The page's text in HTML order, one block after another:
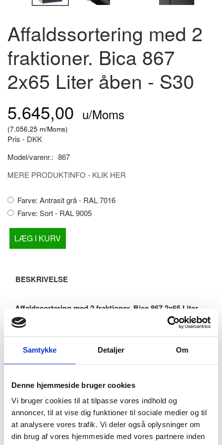
Samtykke Detaljer Om
Denne hjemmeside bruger cookies
Vi bruger cookies til at tilpasse vores indhold og
annoncer, til at vise dig funktioner til sociale medier og til
at analysere vores trafik. Vi deler også oplysninger om
din brug af vores hjemmeside med vores partnere inden
Affaldssortering med 2
fraktioner. Bica 867
2x65 Liter åben - S30
5.645,00 u/Moms
(7.056,25 m/Moms)
Pris - DKK
Model/varenr.: 867
MERE PRODUKTINFO - KLIK HER
Farve: Antrasit grå - RAL 7016
Farve: Sort - RAL 9005
LÆG I KURV
BESKRIVELSE
Affaldssortering med 2 fraktioner. Bica 867 2x65 Liter
åben - S30
Vores affaldsstation i S30 BICA-serien er perfekt til
affaldssortering. Det funktionelle design gør det muligt at
kombinere den med alle modeller i samme S30 serie da de
alle har samme dybde og højde.
Med frontdøre, der har softclose-funktion, er tømningen
enkel. Hver enhed har to døre. Den robuste poseholder gør
det nemt at arbejde med.
Affaldsbeholderen er mere end bare en skraldespand - den
blander sig naturligt ind i rummets møbler.